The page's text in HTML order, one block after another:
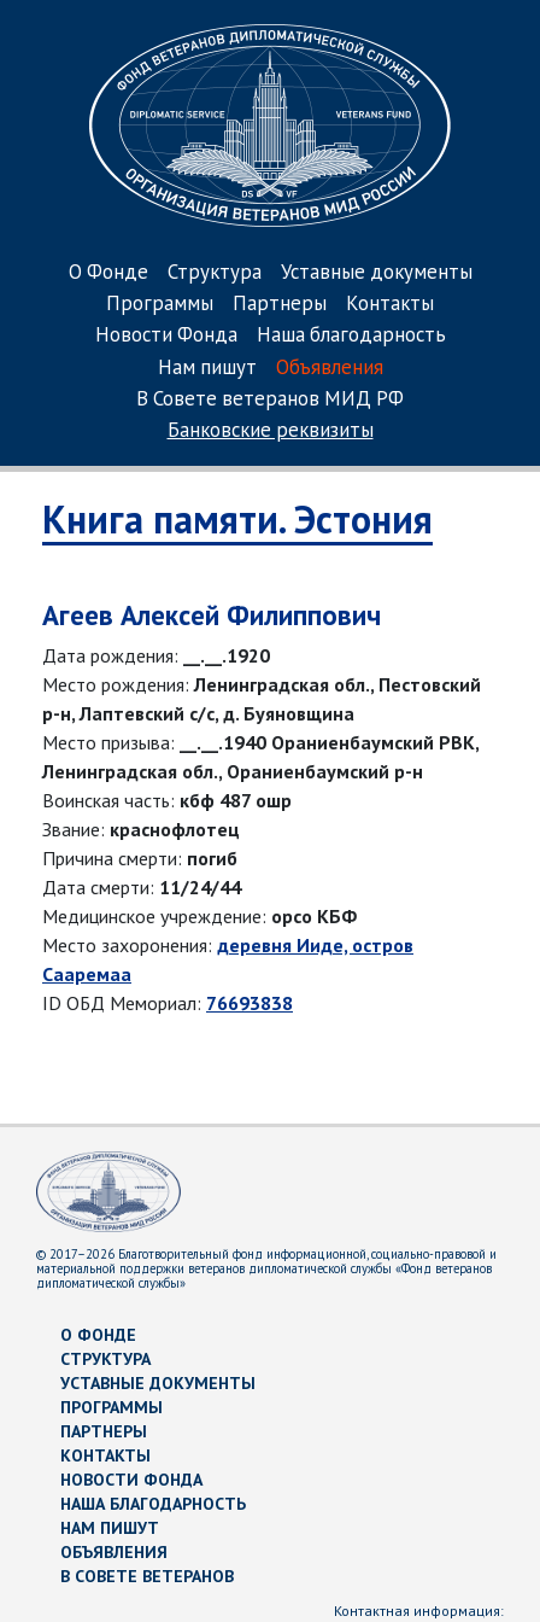
О Фонде Структура
Уставные документы
Программы
Партнеры
Контакты
Новости Фонда
Наша благодарность
Нам пишут
Объявления
В Совете ветеранов МИД РФ
Банковские реквизиты
Книга памяти. Эстония
Агеев Алексей Филиппович
Дата рождения:
__.__.1920
Место рождения:Ленинградская обл., Пестовский
р-н, Лаптевский с/с, д. Буяновщина
Место призыва:
__.__.1940 Ораниенбаумский РВК,
Ленинградская обл., Ораниенбаумский р-н
Воинская часть: кбф 487 ошр
Звание: краснофлотец
Причина смерти: погиб
Дата смерти: 11/24/44
Медицинское учреждение: орсо КБФ
Место захоронения: деревня Ииде, остров
Сааремаа
ID ОБД Мемориал: 76693838
© 2017–2026 Благотворительный фонд информационной, социально-правовой и
материальной поддержки ветеранов дипломатической службы «Фонд ветеранов
дипломатической службы»
О ФОНДЕ
СТРУКТУРА
УСТАВНЫЕ ДОКУМЕНТЫ
ПРОГРАММЫ
ПАРТНЕРЫ
КОНТАКТЫ
НОВОСТИ ФОНДА
НАША БЛАГОДАРНОСТЬ
НАМ ПИШУТ
ОБЪЯВЛЕНИЯ
В СОВЕТЕ ВЕТЕРАНОВ
Контактная информация: